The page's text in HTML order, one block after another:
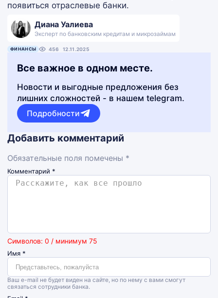
появиться отраслевые банки.
Диана Уалиева
Эксперт по банковским кредитам и микрозаймам
ФИНАНСЫ 456 12.11.2025
Все важное в одном месте.
Новости и выгодные предложения без
лишних сложностей - в нашем telegram.
Подробности
Добавить комментарий
Обязательные поля помечены *
Комментарий *
Символов: 0 / минимум 75
Имя *
Ваш e-mail не будет виден на сайте, но по нему с вами смогут
связаться сотрудники банка.